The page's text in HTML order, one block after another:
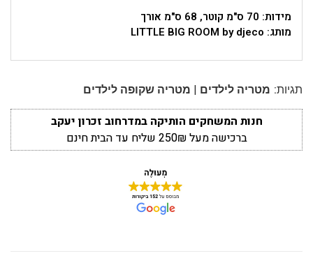
מידות: 70 ס"מ קוטר, 68 ס"מ אורך
מותג: LITTLE BIG ROOM by djeco
תגיות: מטריה לילדים | מטריה שקופה לילדים
חנות המשחקים הותיקה במדרחוב זכרון יעקב
ברכישה מעל 250₪ שליח עד הבית חינם